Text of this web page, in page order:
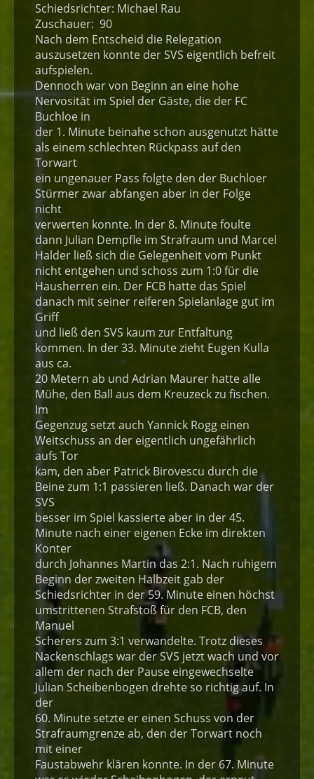
Schiedsrichter: Michael Rau
Zuschauer: 90
Nach dem Entscheid die Relegation
auszusetzen konnte der SVS eigentlich befreit
aufspielen.
Dennoch war von Beginn an eine hohe
Nervosität im Spiel der Gäste, die der FC
Buchloe in
der 1. Minute beinahe schon ausgenutzt hätte
als einem schlechten Rückpass auf den
Torwart
ein ungenauer Pass folgte den der Buchloer
Stürmer zwar abfangen aber in der Folge
nicht
verwerten konnte. In der 8. Minute foulte
dann Julian Dempfle im Strafraum und Marcel
Halder ließ sich die Gelegenheit vom Punkt
nicht entgehen und schoss zum 1:0 für die
Hausherren ein. Der FCB hatte das Spiel
danach mit seiner reiferen Spielanlage gut im
Griff
und ließ den SVS kaum zur Entfaltung
kommen. In der 33. Minute zieht Eugen Kulla
aus ca.
20 Metern ab und Adrian Maurer hatte alle
Mühe, den Ball aus dem Kreuzeck zu fischen.
Im
Gegenzug setzt auch Yannick Rogg einen
Weitschuss an der eigentlich ungefährlich
aufs Tor
kam, den aber Patrick Birovescu durch die
Beine zum 1:1 passieren ließ. Danach war der
SVS
besser im Spiel kassierte aber in der 45.
Minute nach einer eigenen Ecke im direkten
Konter
durch Johannes Martin das 2:1. Nach ruhigem
Beginn der zweiten Halbzeit gab der
Schiedsrichter in der 59. Minute einen höchst
umstrittenen Strafstoß für den FCB, den
Manuel
Scherers zum 3:1 verwandelte. Trotz dieses
Nackenschlags war der SVS jetzt wach und vor
allem der nach der Pause eingewechselte
Julian Scheibenbogen drehte so richtig auf. In
der
60. Minute setzte er einen Schuss von der
Strafraumgrenze ab, den der Torwart noch
mit einer
Faustabwehr klären konnte. In der 67. Minute